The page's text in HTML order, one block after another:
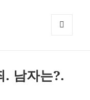
. 남자는?.